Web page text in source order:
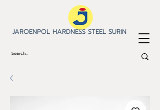
JAROENPOL HARDNESS STEEL SURIN